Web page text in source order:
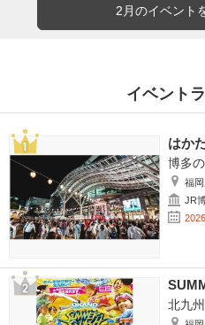
2月のイベント
イベント
はか
博多
福
JR
北九